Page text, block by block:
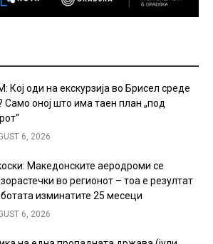
Кој оди на екскурзија во Брисел среде
Само оној што има таен план „под
6, 2026
Македонските аеродроми се
во регионот – тоа е резултат
изминатите 25 месеци
6, 2026